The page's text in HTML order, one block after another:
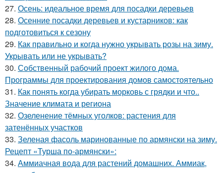
27. Осень: идеальное время для посадки деревьев
28. Осенние посадки деревьев и кустарников: как
подготовиться к сезону
29. Как правильно и когда нужно укрывать розы на зиму.
Укрывать или не укрывать?
30. Собственный рабочий проект жилого дома.
Программы для проектирования домов самостоятельно
31. Как понять когда убирать морковь с грядки и что..
Значение климата и региона
32. Озеленение тёмных уголков: растения для
затенённых участков
33. Зеленая фасоль маринованные по армянски на зиму.
Рецепт «Турша по-армянски»:
34. Аммиачная вода для растений домашних. Аммиак,